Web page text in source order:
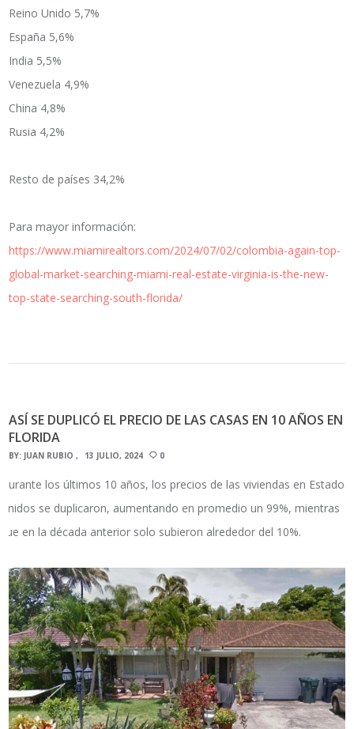
Reino Unido 5,7%
España 5,6%
India 5,5%
Venezuela 4,9%
China 4,8%
Rusia 4,2%
Resto de países 34,2%
Para mayor información:
https://www.miamirealtors.com/2024/07/02/colombia-again-top-
global-market-searching-miami-real-estate-virginia-is-the-new-
top-state-searching-south-florida/
ASÍ SE DUPLICÓ EL PRECIO DE LAS CASAS EN 10 AÑOS EN
FLORIDA
BY: JUAN RUBIO 13 JULIO, 2024 0
Durante los últimos 10 años, los precios de las viviendas en Estados
Unidos se duplicaron, aumentando en promedio un 99%, mientras
que en la década anterior solo subieron alrededor del 10%.